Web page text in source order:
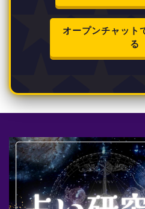
オープンチャット
る